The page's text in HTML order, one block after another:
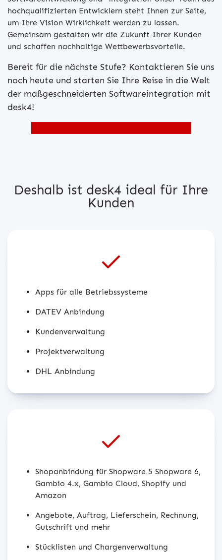
hochqualifizierten Entwicklern steht Ihnen zur Seite,
um Ihre Vision Wirklichkeit werden zu lassen.
Gemeinsam gestalten wir die Zukunft Ihrer Kunden
und schaffen nachhaltige Wettbewerbsvorteile.
Bereit für die nächste Stufe? Kontaktieren Sie uns
noch heute und starten Sie Ihre Reise in die Welt
der maßgeschneiderten Softwareintegration mit
desk4!
Deshalb ist desk4 ideal für Ihre
Kunden
Apps für alle Betriebssysteme
DATEV Anbindung
Kundenverwaltung
Projektverwaltung
DHL Anbindung
Shopanbindung für Shopware 5 Shopware 6,
Gambio 4.x, Gambio Cloud, Shopify und
Amazon
Angebote, Auftrag, Lieferschein, Rechnung,
Gutschrift und mehr
Stücklisten und Chargenverwaltung